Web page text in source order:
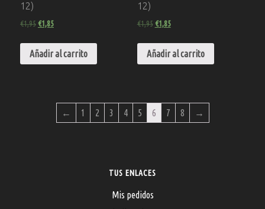
12)
€1,95€1,85
Añadir al carrito
12)
€1,95 €1,85
Añadir al carrito
← 1 2 3 4 5 6 7 8 →
TUS ENLACES
Mis pedidos